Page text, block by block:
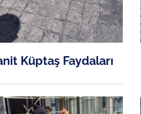
Küptaş Faydaları